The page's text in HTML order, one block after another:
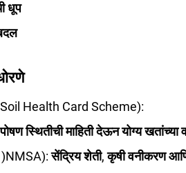
धूप
)Soil Health Card Scheme):
स्थितीची माहिती देऊन योग्य खतांच्या
)NMSA): सेंद्रिय शेती, कृषी वनीकरण